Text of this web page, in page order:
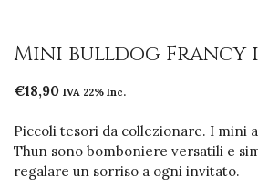
Mini bulldog Francy
€18,90 IVA 22% Inc.
Piccoli tesori da collezionare. I mini
Thun sono bomboniere versatili e
regalare un sorriso a ogni invitato.